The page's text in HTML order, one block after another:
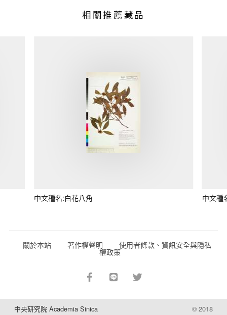
相關推薦藏品
中文種名:白花八角 中文種
關於本站 著作權聲明 使用者條款、資訊安全與隱私
權政策
中央研究院 Academia Sinica © 2018